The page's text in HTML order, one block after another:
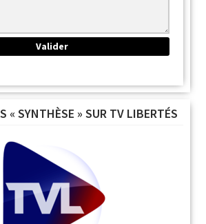
« SYNTHÈSE » SUR TV LIBERTÉS